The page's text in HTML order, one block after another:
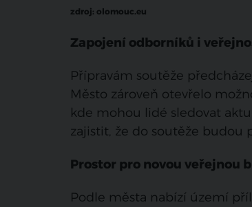
zdroj: olomouc.eu
Zapojení odborníků i
Přípravám soutěže
Město zároveň otevřelo
kde mohou lidé sledovat
zajistit, že do soutěže budou
Prostor pro novou veřejnou
Podle města nabízí území